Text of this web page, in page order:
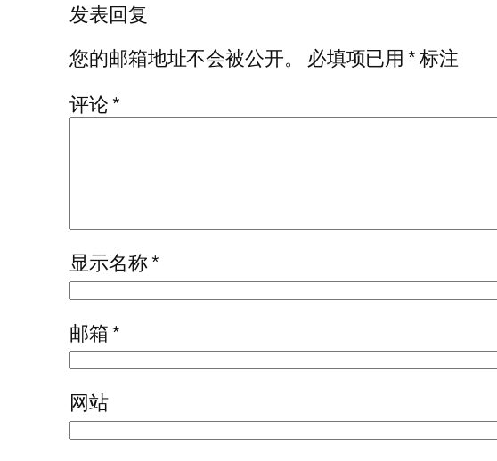
发表回复
您的邮箱地址不会被公开。
必填项已用*标注
评论*
显示名称*
邮箱*
网站